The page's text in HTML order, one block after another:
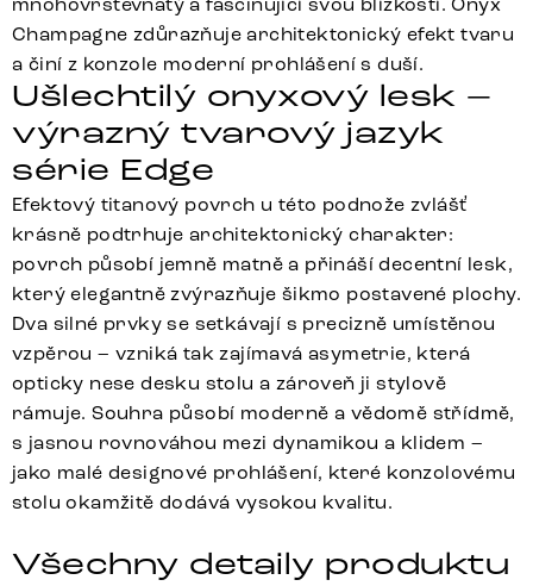
Champagne zdůrazňuje architektonický efekt tvaru
a činí z konzole moderní prohlášení s duší.
Ušlechtilý onyxový lesk –
výrazný tvarový jazyk
série Edge
Efektový titanový povrch u této podnože zvlášť
krásně podtrhuje architektonický charakter:
povrch působí jemně matně a přináší decentní lesk,
který elegantně zvýrazňuje šikmo postavené plochy.
Dva silné prvky se setkávají s precizně umístěnou
vzpěrou – vzniká tak zajímavá asymetrie, která
opticky nese desku stolu a zároveň ji stylově
rámuje. Souhra působí moderně a vědomě střídmě,
s jasnou rovnováhou mezi dynamikou a klidem –
jako malé designové prohlášení, které konzolovému
stolu okamžitě dodává vysokou kvalitu.
Všechny detaily produktu